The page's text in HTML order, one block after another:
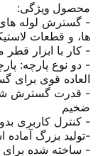
محصول ویژگی:
- گسترش لوله
ها، و قطعات
- کار با ابزار قطر
- دو نوع پارچه:
العاده قوی برای
- قدرت گسترش
ضخیم
- کنترل کاربری
-توليد بزرگ
- ساخته شده برای